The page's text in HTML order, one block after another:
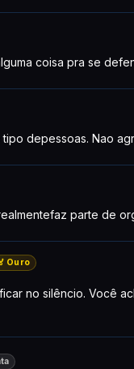
coisa pra se
depessoas. Nao
parte de
Ouro
no silêncio. Você